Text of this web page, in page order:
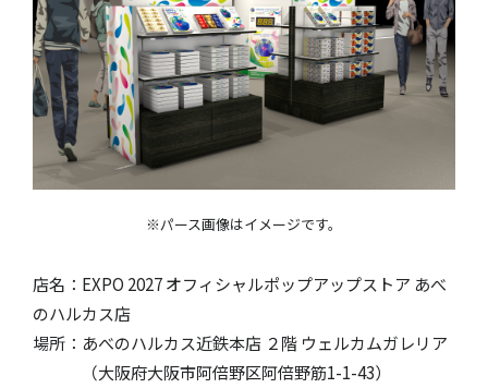
※パース画像はイメージです。
店名：EXPO 2027 オフィシャルポップアップストア あべ
のハルカス店
場所：あべのハルカス近鉄本店 ２階 ウェルカムガレリア
（大阪府大阪市阿倍野区阿倍野筋1-1-43）